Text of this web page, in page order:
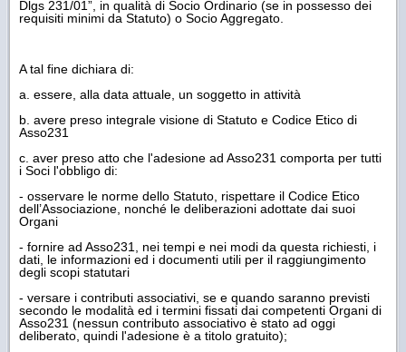
Dlgs 231/01”, in qualità di Socio Ordinario (se in possesso dei
requisiti minimi da Statuto) o Socio Aggregato.
A tal fine dichiara di:
a. essere, alla data attuale, un soggetto in attività
b. avere preso integrale visione di Statuto e Codice Etico di
Asso231
c. aver preso atto che l'adesione ad Asso231 comporta per tutti
i Soci l'obbligo di:
- osservare le norme dello Statuto, rispettare il Codice Etico
dell’Associazione, nonché le deliberazioni adottate dai suoi
Organi
- fornire ad Asso231, nei tempi e nei modi da questa richiesti, i
dati, le informazioni ed i documenti utili per il raggiungimento
degli scopi statutari
- versare i contributi associativi, se e quando saranno previsti
secondo le modalità ed i termini fissati dai competenti Organi di
Asso231 (nessun contributo associativo è stato ad oggi
deliberato, quindi l'adesione è a titolo gratuito);